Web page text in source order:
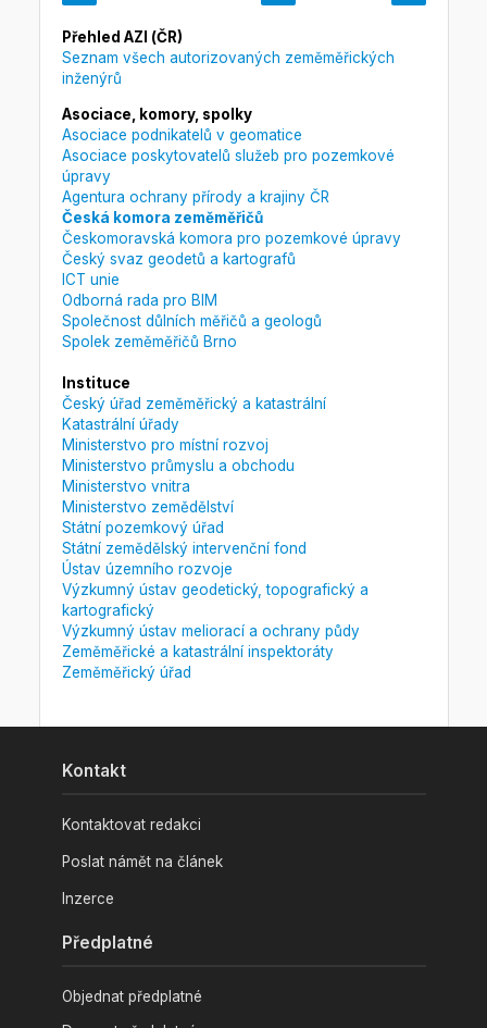
Přehled AZI (ČR)
Seznam všech autorizovaných zeměměřických
inženýrů
Asociace, komory, spolky
Asociace podnikatelů v geomatice
Asociace poskytovatelů služeb pro pozemkové
úpravy
Agentura ochrany přírody a krajiny ČR
Česká komora zeměměřičů
Českomoravská komora pro pozemkové úpravy
Český svaz geodetů a kartografů
ICT unie
Odborná rada pro BIM
Společnost důlních měřičů a geologů
Spolek zeměměřičů Brno
Instituce
Český úřad zeměměřický a katastrální
Katastrální úřady
Ministerstvo pro místní rozvoj
Ministerstvo průmyslu a obchodu
Ministerstvo vnitra
Ministerstvo zemědělství
Státní pozemkový úřad
Státní zemědělský intervenční fond
Ústav územního rozvoje
Výzkumný ústav geodetický, topografický a
kartografický
Výzkumný ústav meliorací a ochrany půdy
Zeměměřické a katastrální inspektoráty
Zeměměřický úřad
Kontakt
Kontaktovat redakci
Poslat námět na článek
Inzerce
Předplatné
Objednat předplatné